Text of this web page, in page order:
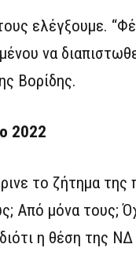
ελέγξουμε.
να
Βορίδης.
2022
το ζήτημα της
Από μόνα τους;
η θέση της